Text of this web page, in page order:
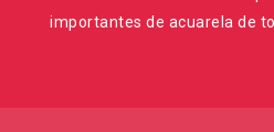
importantes de acuarela de